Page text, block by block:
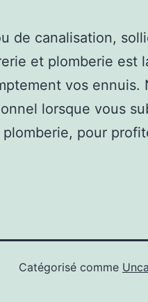
de canalisation,
et plomberie est
vos ennuis.
lorsque vous
pour
Catégorisé comme